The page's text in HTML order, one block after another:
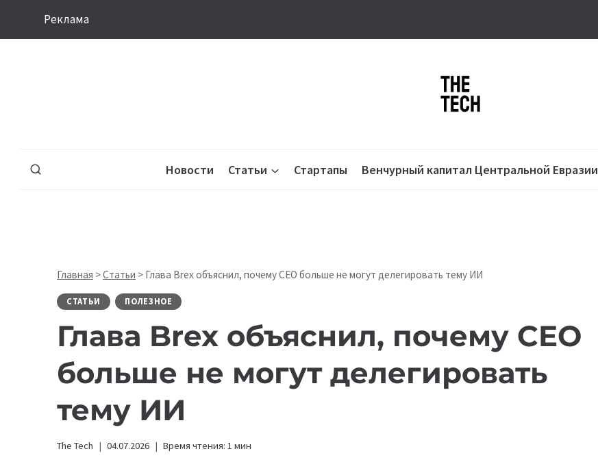
Реклама
Новости Статьи Стартапы Венчурный капитал Центральной Евразии
Главная >Статьи > Глава Brex объяснил, почему CEO больше не могут делегировать тему ИИ
СТАТЬИ ПОЛЕЗНОЕ
Глава Brex объяснил, почему CEO
больше не могут делегировать
тему ИИ
The Tech 04.07.2026 Время чтения: 1 мин